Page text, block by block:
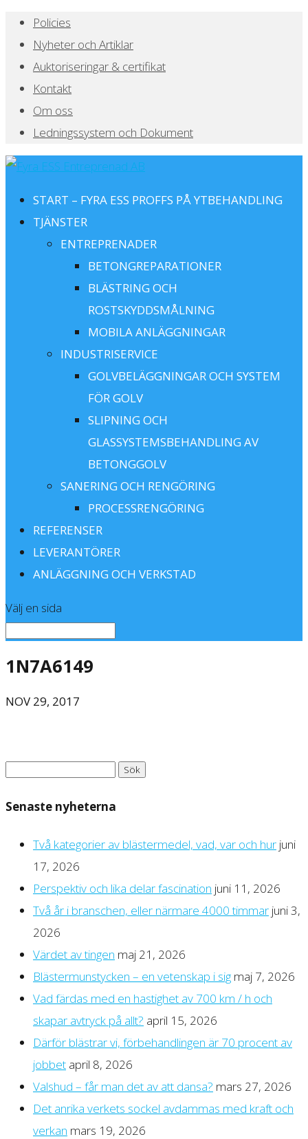
Policies
Nyheter och Artiklar
Auktoriseringar & certifikat
Kontakt
Om oss
Ledningssystem och Dokument
START – FYRA ESS PROFFS PÅ YTBEHANDLING
TJÄNSTER
ENTREPRENADER
BETONGREPARATIONER
BLÄSTRING OCH
ROSTSKYDDSMÅLNING
MOBILA ANLÄGGNINGAR
INDUSTRISERVICE
GOLVBELÄGGNINGAR OCH SYSTEM
FÖR GOLV
SLIPNING OCH
GLASSYSTEMSBEHANDLING AV
BETONGGOLV
SANERING OCH RENGÖRING
PROCESSRENGÖRING
REFERENSER
LEVERANTÖRER
ANLÄGGNING OCH VERKSTAD
Välj en sida
1N7A6149
NOV 29, 2017
Senaste nyheterna
Två kategorier av blästermedel, vad, var och hur juni
17, 2026
Perspektiv och lika delar fascination juni 11, 2026
Två år i branschen, eller närmare 4000 timmar juni 3,
2026
Värdet av tingen maj 21, 2026
Blästermunstycken – en vetenskap i sig maj 7, 2026
Vad färdas med en hastighet av 700 km / h och
skapar avtryck på allt? april 15, 2026
Därför blästrar vi, förbehandlingen är 70 procent av
jobbet april 8, 2026
Valshud – får man det av att dansa? mars 27, 2026
Det anrika verkets sockel avdammas med kraft och
verkan mars 19, 2026